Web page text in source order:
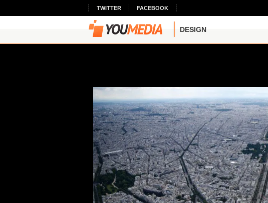
TWITTER FACEBOOK
DESIGN